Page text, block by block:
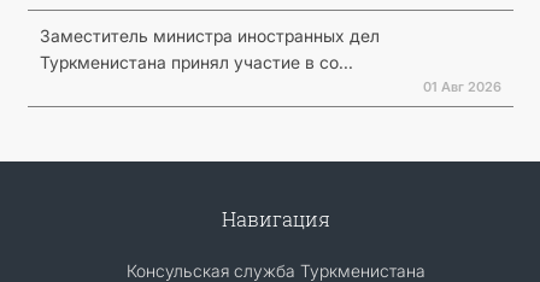
Заместитель министра иностранных дел
Туркменистана принял участие в со...
01 Авг 2026
Навигация
Консульская служба Туркменистана